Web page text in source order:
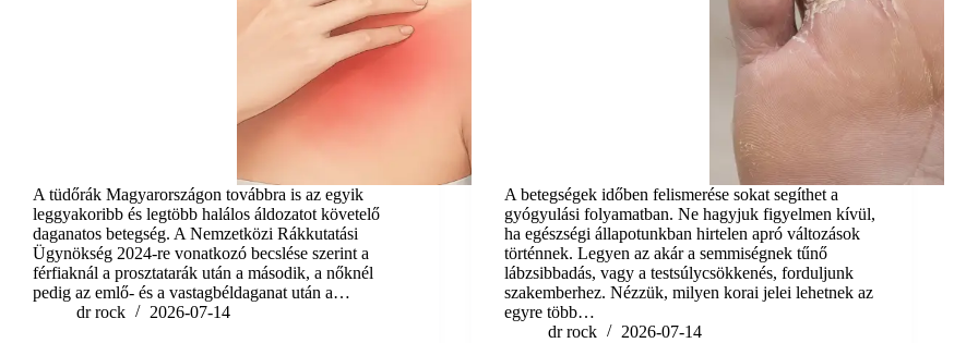
A tüdőrák Magyarországon továbbra is az egyik
leggyakoribb és legtöbb halálos áldozatot követelő
daganatos betegség. A Nemzetközi Rákkutatási
Ügynökség 2024-re vonatkozó becslése szerint a
férfiaknál a prosztatarák után a második, a nőknél
pedig az emlő- és a vastagbéldaganat után a…
dr rock
2026-07-14
A betegségek időben felismerése sokat segíthet a
gyógyulási folyamatban. Ne hagyjuk figyelmen kívül,
ha egészségi állapotunkban hirtelen apró változások
történnek. Legyen az akár a semmiségnek tűnő
lábzsibbadás, vagy a testsúlycsökkenés, forduljunk
szakemberhez. Nézzük, milyen korai jelei lehetnek az
egyre több…
dr rock
2026-07-14